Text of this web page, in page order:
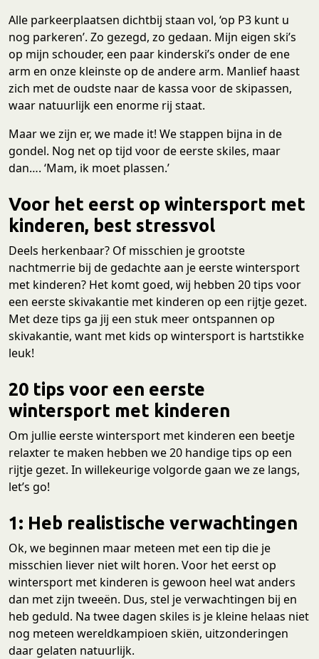
Alle parkeerplaatsen dichtbij staan vol, ‘op P3 kunt u
nog parkeren’. Zo gezegd, zo gedaan. Mijn eigen ski’s
op mijn schouder, een paar kinderski’s onder de ene
arm en onze kleinste op de andere arm. Manlief haast
zich met de oudste naar de kassa voor de skipassen,
waar natuurlijk een enorme rij staat.
Maar we zijn er, we made it! We stappen bijna in de
gondel. Nog net op tijd voor de eerste skiles, maar
dan…. ‘Mam, ik moet plassen.’
Voor het eerst op wintersport met
kinderen, best stressvol
Deels herkenbaar? Of misschien je grootste
nachtmerrie bij de gedachte aan je eerste wintersport
met kinderen? Het komt goed, wij hebben 20 tips voor
een eerste skivakantie met kinderen op een rijtje gezet.
Met deze tips ga jij een stuk meer ontspannen op
skivakantie, want met kids op wintersport is hartstikke
leuk!
20 tips voor een eerste
wintersport met kinderen
Om jullie eerste wintersport met kinderen een beetje
relaxter te maken hebben we 20 handige tips op een
rijtje gezet. In willekeurige volgorde gaan we ze langs,
let’s go!
1: Heb realistische verwachtingen
Ok, we beginnen maar meteen met een tip die je
misschien liever niet wilt horen. Voor het eerst op
wintersport met kinderen is gewoon heel wat anders
dan met zijn tweeën. Dus, stel je verwachtingen bij en
heb geduld. Na twee dagen skiles is je kleine helaas niet
nog meteen wereldkampioen skiën, uitzonderingen
daar gelaten natuurlijk.